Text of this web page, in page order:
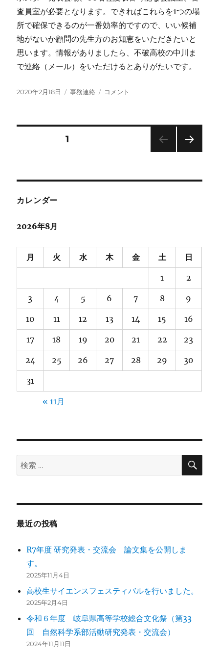
に
つ
い
に
査員室が必要となります。できればこれらを1つの場
所で確保できるのが一番効率的ですので、いい候補
地がないか顧問の先生方のお知恵をいただきたいと
思います。情報がありましたら、不破高校の中川ま
で連絡（メール）をいただけるとありがたいです。
投
2020年2月18日
カ
事務連絡
全
て
コメント
の
ー
ジ
り
固定ページ1
カレンダー
2026年8月
月 火 水 木 金 土 日
1 2
3 4 5 6 7 8 9
10 11 12 13 14 15 16
17 18 19 20 21 22 23
24 25 26 27 28 29 30
31
« 11月
検
索:
検
最近の投稿
R7年度 研究発表・交流会 論文集を公開しま
す。
2025年11月4日
高校生サイエンスフェスティバルを行いました。
2025年2月4日
令和６年度 岐阜県高等学校総合文化祭（第33
回 自然科学系部活動研究発表・交流会）
2024年11月11日